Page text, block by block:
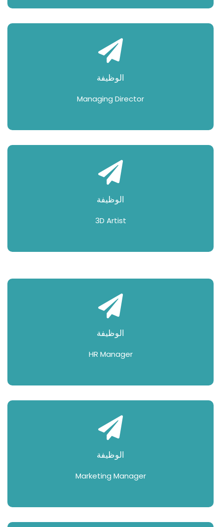
الوظيفة
Managing Director
الوظيفة
3D Artist
الوظيفة
HR Manager
الوظيفة
Marketing Manager